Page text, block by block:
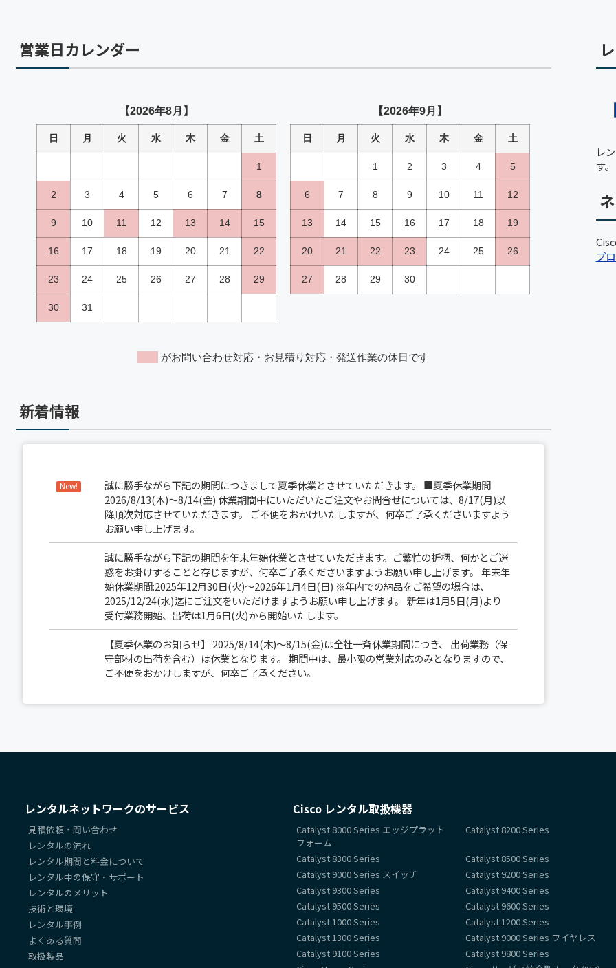
営業日カレンダー
新着情報
New!
誠に勝手ながら下記の期間につきまして夏季休業とさせていただきます。 ■夏季休業期間
2026/8/13(木)～8/14(金) 休業期間中にいただいたご注文やお問合せについては、8/17(月)以
降順次対応させていただきます。 ご不便をおかけいたしますが、何卒ご了承くださいますよう
お願い申し上げます。
誠に勝手ながら下記の期間を年末年始休業とさせていただきます。ご繁忙の折柄、何かとご迷
惑をお掛けすることと存じますが、何卒ご了承くださいますようお願い申し上げます。 年末年
始休業期間:2025年12月30日(火)～2026年1月4日(日) ※年内での納品をご希望の場合は、
2025/12/24(水)迄にご注文をいただけますようお願い申し上げます。 新年は1月5日(月)より
受付業務開始、出荷は1月6日(火)から開始いたします。
【夏季休業のお知らせ】 2025/8/14(木)～8/15(金)は全社一斉休業期間につき、 出荷業務（保
守部材の出荷を含む）は休業となります。 期間中は、最小限の営業対応のみとなりますので、
ご不便をおかけしますが、何卒ご了承ください。
【ホームページメンテナンスのお知らせ】 平素より弊社ホームページをご利用いただき、誠に
誠に勝手ながら下記の期間を年末年始休業とさせていただきます。ご繁忙の折柄、何かとご迷
惑をお掛けすることと存じますが、何卒ご了承くださいますようお願い申し上げます。 年末年
始休業期間:2024年12月28日(日)～2025年1月5日(日) 新年は1月6日(月)より受付業務開始、出
荷は2025年1月7日(火)から開始いたします。
各種サーバ、Cisco新製品が順次入荷しております。
Cisco Nexus9300 FX3シリーズスイッチ
が入荷いたしました。
、Catalyst9600シリーズの
が入荷いたしました。
WLX Series(無線AP)が多数入荷しております。
レ
す。
プ
レンタルネットワークのサービス
見積依頼・問い合わせ
レンタルの流れ
レンタル期間と料金について
レンタル中の保守・サポート
レンタルのメリット
技術と環境
レンタル事例
よくある質問
取扱製品
Cisco レンタル取扱機器
Catalyst 8000 Series エッジプラット
フォーム
Catalyst 8200 Series
Catalyst 8300 Series
Catalyst 8500 Series
Catalyst 9000 Series スイッチ
Catalyst 9200 Series
Catalyst 9300 Series
Catalyst 9400 Series
Catalyst 9500 Series
Catalyst 9600 Series
Catalyst 1000 Series
Catalyst 1200 Series
Catalyst 1300 Series
Catalyst 9000 Series ワイヤレス
Catalyst 9100 Series
Catalyst 9800 Series